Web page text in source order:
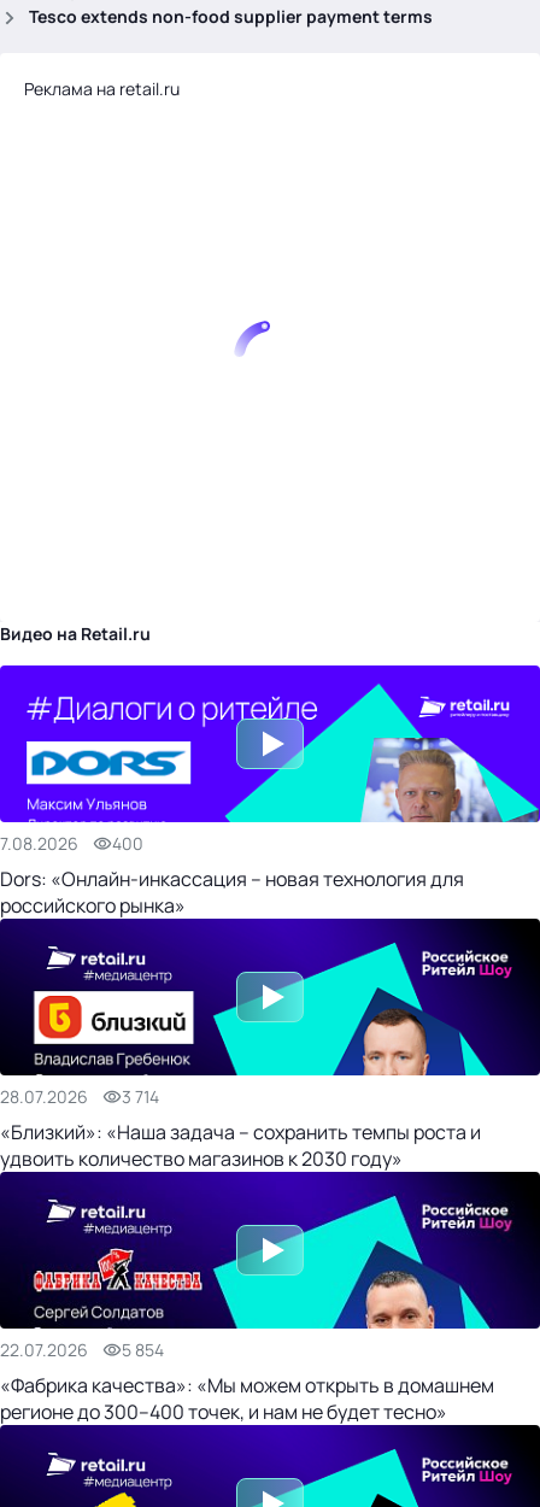
Tesco extends non-food supplier payment terms
Реклама на retail.ru
Видео на Retail.ru
7.08.2026 400
Dors: «Онлайн-инкассация – новая технология для
российского рынка»
28.07.2026 3 714
«Близкий»: «Наша задача – сохранить темпы роста и
удвоить количество магазинов к 2030 году»
22.07.2026 5 854
«Фабрика качества»: «Мы можем открыть в домашнем
регионе до 300–400 точек, и нам не будет тесно»